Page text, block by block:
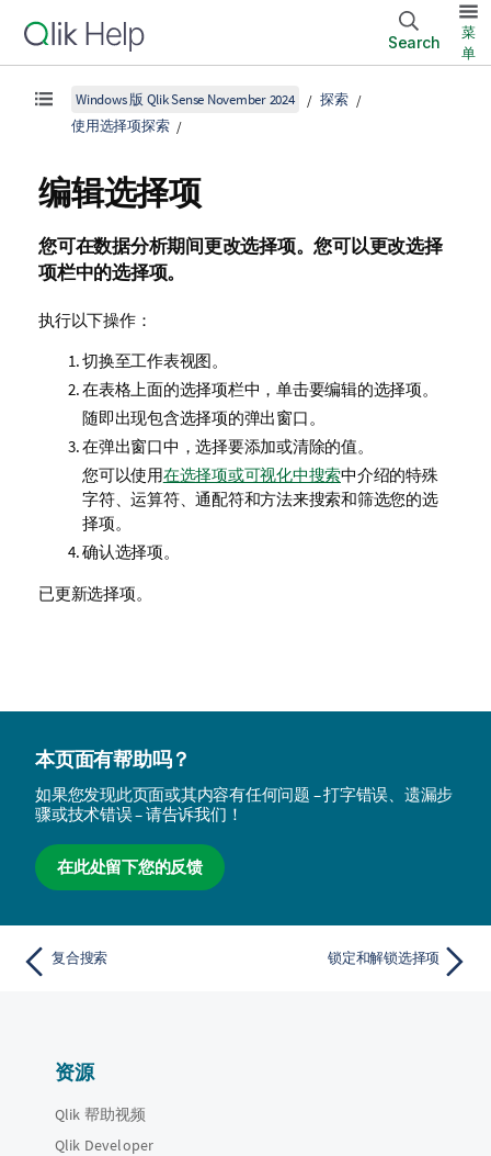
Search
菜
单
Windows 版 Qlik Sense November 2024
探索
使用选择项探索
编辑选择项
您可在数据分析期间更改选择项。您可以更改选择
项栏中的选择项。
执行以下操作：
切换至工作表视图。
在表格上面的选择项栏中，单击要编辑的选择项。
随即出现包含选择项的弹出窗口。
在弹出窗口中，选择要添加或清除的值。
您可以使用在选择项或可视化中搜索中介绍的特殊
字符、运算符、通配符和方法来搜索和筛选您的选
择项。
确认选择项。
已更新选择项。
本页面有帮助吗？
如果您发现此页面或其内容有任何问题 – 打字错误、遗漏步
骤或技术错误 – 请告诉我们！
在此处留下您的反馈
复合搜索 锁定和解锁选择项
资源
Qlik 帮助视频
Qlik Developer